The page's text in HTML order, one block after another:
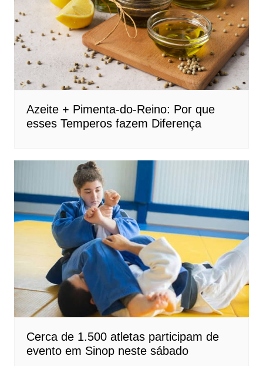
Azeite + Pimenta-do-Reino: Por que
esses Temperos fazem Diferença
Cerca de 1.500 atletas participam de
evento em Sinop neste sábado